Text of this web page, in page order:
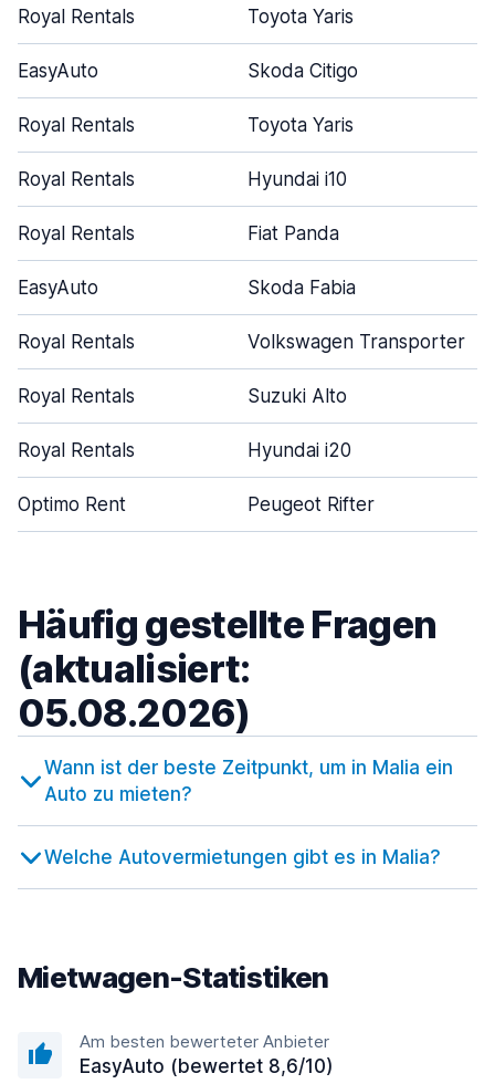
Royal Rentals Toyota Yaris
EasyAuto Skoda Citigo
Royal Rentals Toyota Yaris
Royal Rentals Hyundai i10
Royal Rentals Fiat Panda
EasyAuto Skoda Fabia
Royal Rentals Volkswagen Transporter
Royal Rentals Suzuki Alto
Royal Rentals Hyundai i20
Optimo Rent Peugeot Rifter
Häufig gestellte Fragen
(aktualisiert:
05.08.2026)
Wann ist der beste Zeitpunkt, um in Malia ein
Auto zu mieten?
Welche Autovermietungen gibt es in Malia?
Mietwagen-Statistiken
Am besten bewerteter Anbieter
EasyAuto (bewertet 8,6/10)